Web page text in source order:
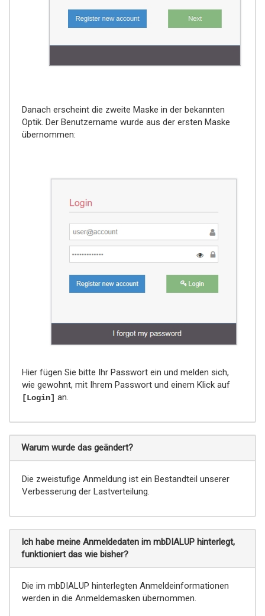
Danach erscheint die zweite Maske in der bekannten
Optik. Der Benutzername wurde aus der ersten Maske
übernommen:
Hier fügen Sie bitte Ihr Passwort ein und melden sich,
wie gewohnt, mit Ihrem Passwort und einem Klick auf
[Login] an.
Warum wurde das geändert?
Die zweistufige Anmeldung ist ein Bestandteil unserer
Verbesserung der Lastverteilung.
Ich habe meine Anmeldedaten im mbDIALUP hinterlegt,
funktioniert das wie bisher?
Die im mbDIALUP hinterlegten Anmeldeinformationen
werden in die Anmeldemasken übernommen.